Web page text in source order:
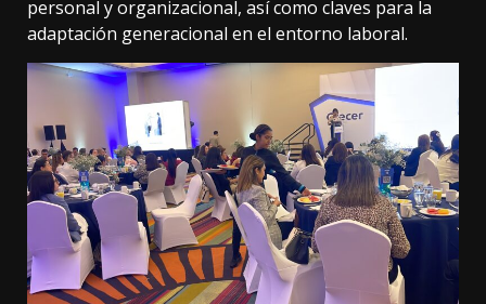
personal y organizacional, así como claves para la
adaptación generacional en el entorno laboral.